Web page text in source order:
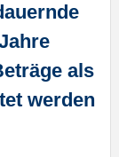
als
werden